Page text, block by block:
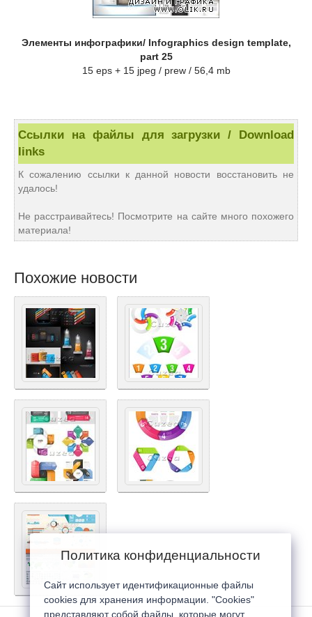
Элементы инфографики/ Infographics design template,
part 25
15 eps + 15 jpeg / prew / 56,4 mb
Ссылки на файлы для загрузки / Download
links
К сожалению ссылки к данной новости восстановить не
удалось!
Не расстраивайтесь! Посмотрите на сайте много похожего
материала!
Похожие новости
Политика конфиденциальности
Сайт использует идентификационные файлы
cookies для хранения информации. "Cookies"
представляют собой файлы, которые могут